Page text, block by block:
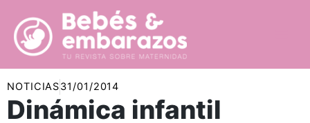
contenido
NOTICIAS31/01/2014
Dinámica infantil